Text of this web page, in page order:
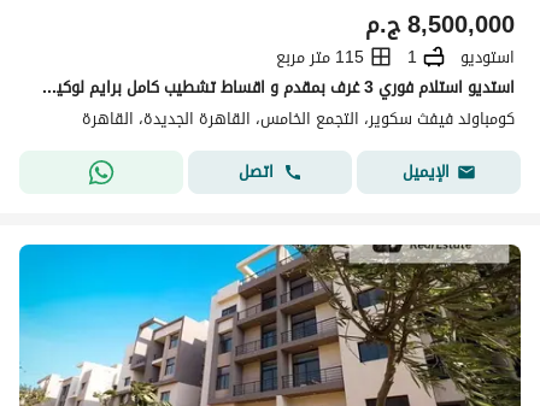
ج.م8,500,000
استوديو 1
115 متر مربع
استديو استلام فوري 3 غرف بمقدم و اقساط تشطيب كامل برايم لوكيشن في المراسم فيفث سكوير في الجولدن اسكوير التجمع الخامس القاهرة الجديدة
كومباوند فيفث سكوير، التجمع الخامس، القاهرة الجديدة، القاهرة
الإيميل
اتصل